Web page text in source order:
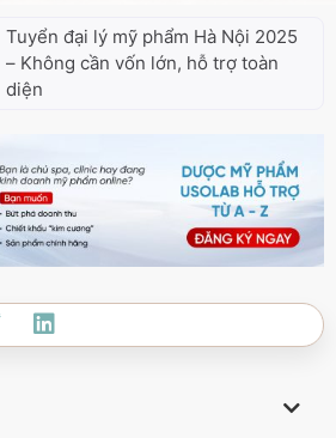
Tuyển đại lý mỹ phẩm Hà Nội 2025
– Không cần vốn lớn, hỗ trợ toàn
diện